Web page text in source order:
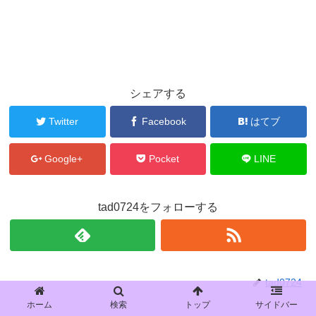
シェアする
Twitter Facebook はてブ
Google+ Pocket LINE
tad0724をフォローする
tad0724
ホーム 検索 トップ サイドバー